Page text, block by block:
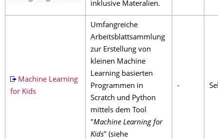
inklusive Materalien.
Machine Learning
for Kids
Umfangreiche
Arbeitsblattsammlung
zur Erstellung von
kleinen Machine
Learning basierten
Programmen in
Scratch und Python
mittels dem Tool
"Machine Learning for
Kids" (siehe
-